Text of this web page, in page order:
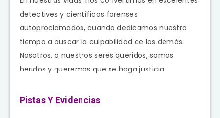
detectives y científicos forenses
autoproclamados, cuando dedicamos nuestro
tiempo a buscar la culpabilidad de los demás.
Nosotros, o nuestros seres queridos, somos
heridos y queremos que se haga justicia.
Pistas Y Evidencias